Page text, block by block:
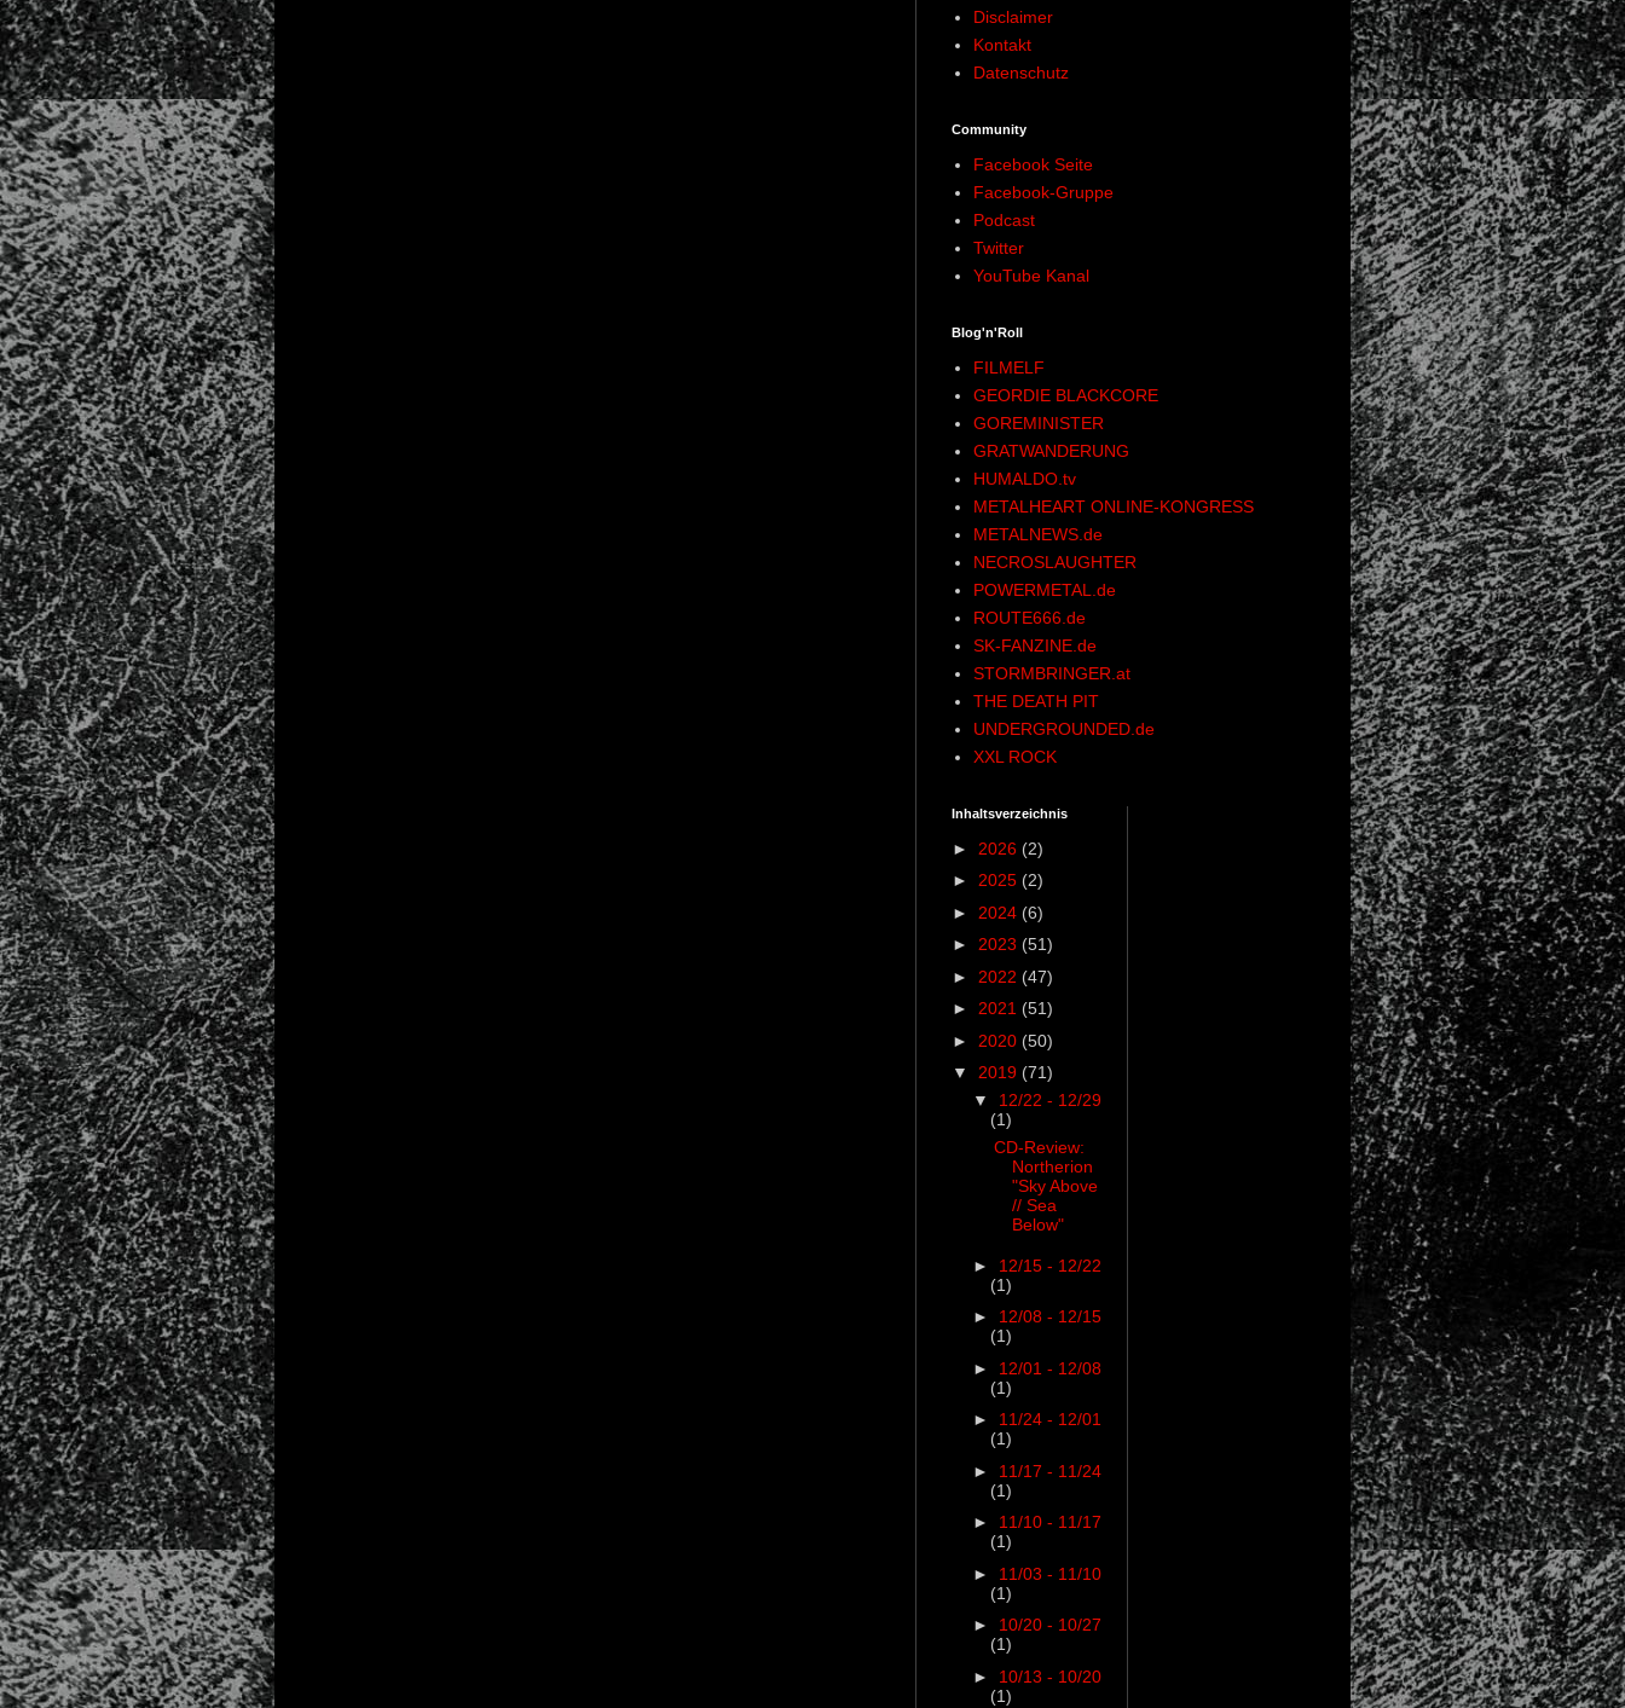
Disclaimer
Kontakt
Datenschutz
Community
Facebook Seite
Facebook-Gruppe
Podcast
Twitter
YouTube Kanal
Blog'n'Roll
FILMELF
GEORDIE BLACKCORE
GOREMINISTER
GRATWANDERUNG
HUMALDO.tv
METALHEART ONLINE-KONGRESS
METALNEWS.de
NECROSLAUGHTER
POWERMETAL.de
ROUTE666.de
SK-FANZINE.de
STORMBRINGER.at
THE DEATH PIT
UNDERGROUNDED.de
XXL ROCK
Inhaltsverzeichnis
► 2026 (2)
► 2025 (2)
► 2024 (6)
► 2023 (51)
► 2022 (47)
► 2021 (51)
► 2020 (50)
▼ 2019 (71)
▼ 12/22 - 12/29
(1)
CD-Review:
Northerion
"Sky Above
// Sea
Below"
► 12/15 - 12/22
(1)
► 12/08 - 12/15
(1)
► 12/01 - 12/08
(1)
► 11/24 - 12/01
(1)
► 11/17 - 11/24
(1)
► 11/10 - 11/17
(1)
► 11/03 - 11/10
(1)
► 10/20 - 10/27
(1)
► 10/13 - 10/20
(1)